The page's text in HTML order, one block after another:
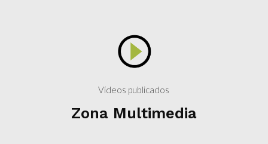
Vídeos publicados
Zona Multimedia